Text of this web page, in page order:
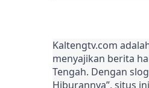
Kaltengtv.com
menyajikan berita
Tengah. Dengan
Hiburannya”, situs